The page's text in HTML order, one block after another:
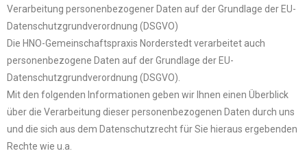
Verarbeitung personenbezogener Daten auf der Grundlage der EU-
Datenschutzgrundverordnung (DSGVO)
Die HNO-Gemeinschaftspraxis Norderstedt verarbeitet auch
personenbezogene Daten auf der Grundlage der EU-
Datenschutzgrundverordnung (DSGVO).
Mit den folgenden Informationen geben wir Ihnen einen Überblick
über die Verarbeitung dieser personenbezogenen Daten durch uns
und die sich aus dem Datenschutzrecht für Sie hieraus ergebenden
Rechte wie u.a.